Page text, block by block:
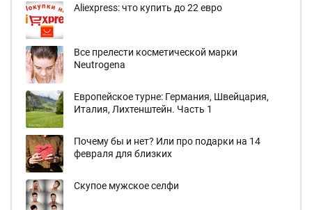
Aliexpress: что купить до 22 евро
Все прелести косметической марки
Neutrogena
Европейское турне: Германия, Швейцария,
Италия, Лихтенштейн. Часть 1
Почему бы и нет? Или про подарки на 14
февраля для близких
Скупое мужское селфи